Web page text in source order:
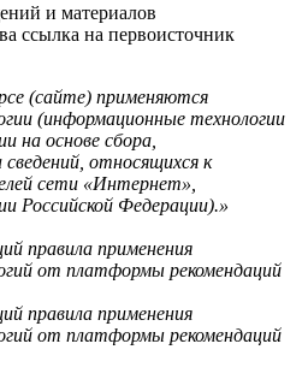
и материалов
ссылка на первоисточник
(сайте) применяются
(информационные технологии
на основе сбора,
относящихся к
сети «Интернет»,
Российской Федерации).»
правила применения
от платформы рекомендаций
правила применения
от платформы рекомендаций